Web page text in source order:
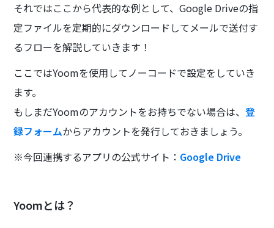
それではここから代表的な例として、Google Driveの指
定ファイルを定期的にダウンロードしてメールで送付す
るフローを解説していきます！
ここではYoomを使用してノーコードで設定をしていき
ます。
もしまだYoomのアカウントをお持ちでない場合は、登
録フォームからアカウントを発行しておきましょう。
※今回連携するアプリの公式サイト： Google Drive
Yoomとは？